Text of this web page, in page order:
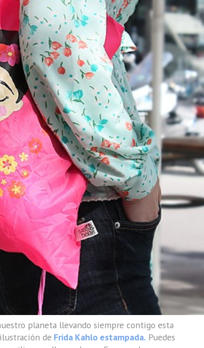
planeta llevando siempre contigo esta
de Frida Kahlo estampada. Puedes